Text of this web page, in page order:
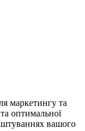
маркетингу та
оптимальної
вашого